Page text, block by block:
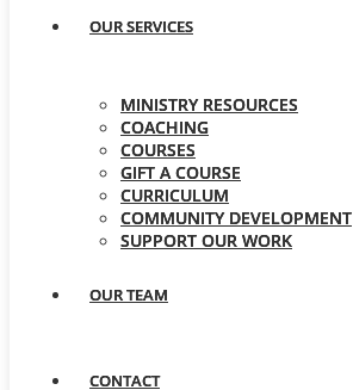
OUR SERVICES
MINISTRY RESOURCES
COACHING
COURSES
GIFT A COURSE
CURRICULUM
COMMUNITY DEVELOPMENT
SUPPORT OUR WORK
OUR TEAM
CONTACT